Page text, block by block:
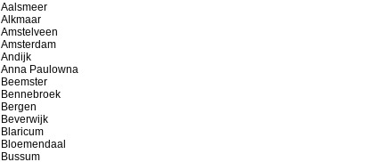
Aalsmeer
Alkmaar
Amstelveen
Amsterdam
Andijk
Anna Paulowna
Beemster
Bennebroek
Bergen
Beverwijk
Blaricum
Bloemendaal
Bussum